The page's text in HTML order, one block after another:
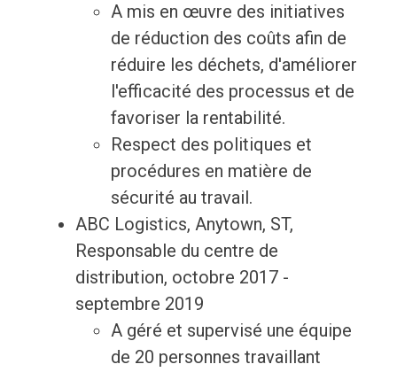
A mis en œuvre des initiatives
de réduction des coûts afin de
réduire les déchets, d'améliorer
l'efficacité des processus et de
favoriser la rentabilité.
Respect des politiques et
procédures en matière de
sécurité au travail.
ABC Logistics, Anytown, ST,
Responsable du centre de
distribution, octobre 2017 -
septembre 2019
A géré et supervisé une équipe
de 20 personnes travaillant